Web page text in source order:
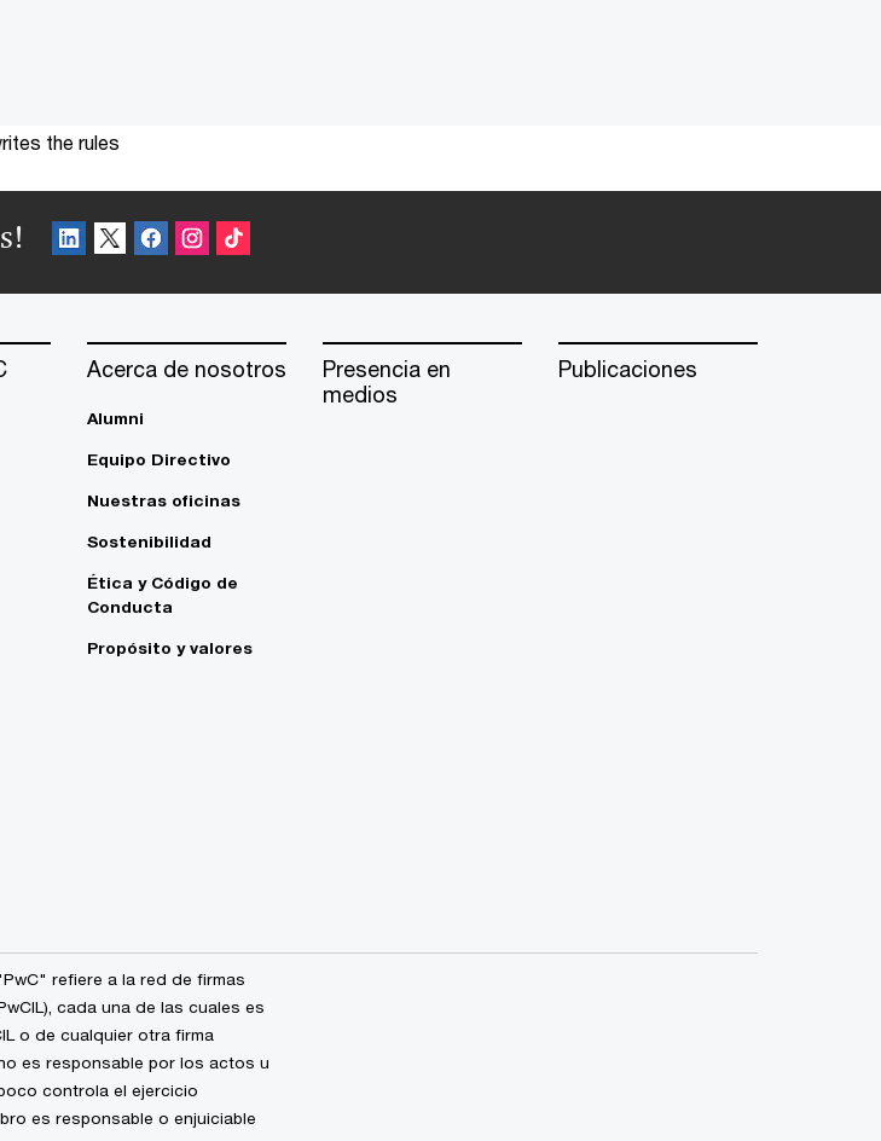
the rules
Acerca de nosotros
Alumni
Equipo Directivo
Nuestras oficinas
Sostenibilidad
Ética y Código de
Conducta
Propósito y valores
Presencia en
medios
Publicaciones
refiere a la red de firmas
cada una de las cuales es
o de cualquier otra firma
es responsable por los actos u
controla el ejercicio
es responsable o enjuiciable